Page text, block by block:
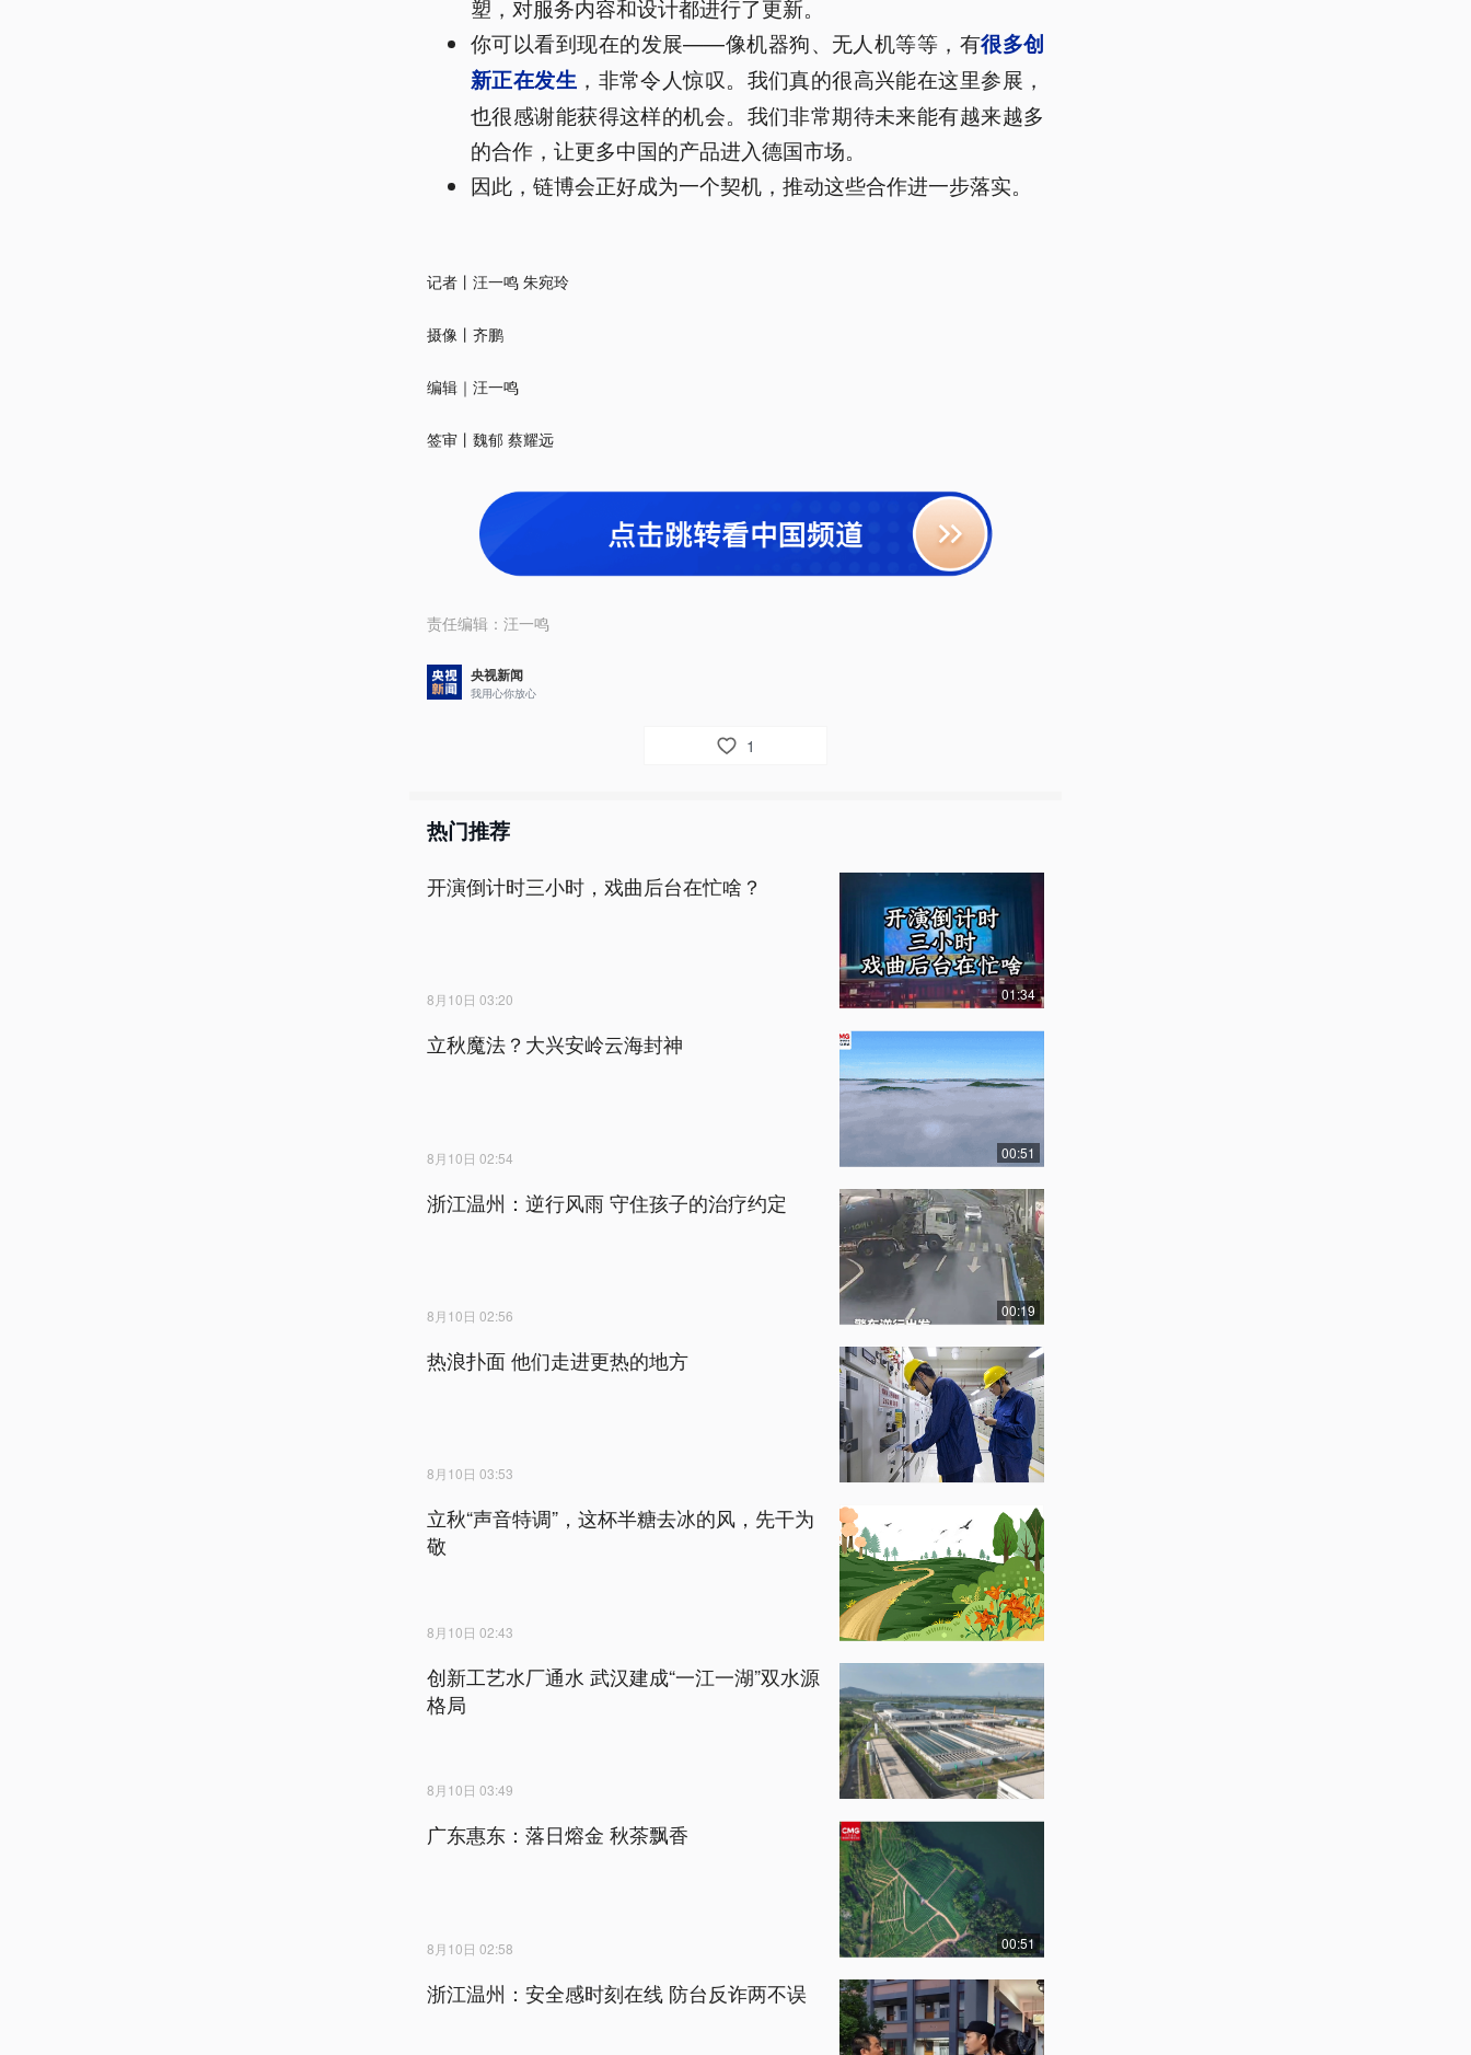
塑，对服务内容和设计都进行了更新。
你可以看到现在的发展——像机器狗、无人机等等，有很多创
新正在发生 ，非常令人惊叹。我们真的很高兴能在这里参展，
也很感谢能获得这样的机会。我们非常期待未来能有越来越多
的合作，让更多中国的产品进入德国市场。
因此，链博会正好成为一个契机，推动这些合作进一步落实。
记者丨汪一鸣 朱宛玲
摄像丨齐鹏
编辑｜汪一鸣
签审丨魏郁 蔡耀远
责任编辑： 汪一鸣
央视新闻
我用心你放心
1
热门推荐
开演倒计时三小时，戏曲后台在忙啥？
8月10日 03:20 01:34
立秋魔法？大兴安岭云海封神
8月10日 02:54 00:51
浙江温州：逆行风雨 守住孩子的治疗约定
8月10日 02:56 00:19
热浪扑面 他们走进更热的地方
8月10日 03:53
立秋“声音特调”，这杯半糖去冰的风，先干为
敬
8月10日 02:43
创新工艺水厂通水 武汉建成“一江一湖”双水源
格局
8月10日 03:49
广东惠东：落日熔金 秋茶飘香
8月10日 02:58 00:51
浙江温州：安全感时刻在线 防台反诈两不误